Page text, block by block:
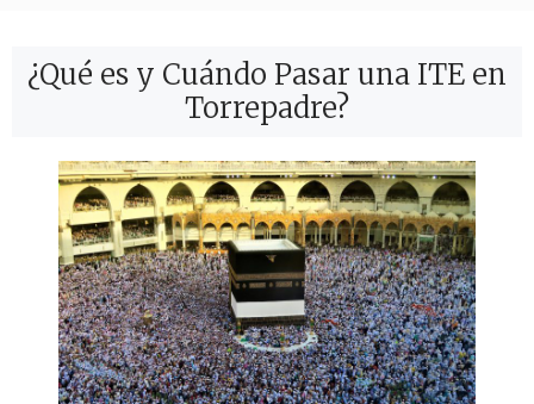
¿Qué es y Cuándo Pasar una ITE en
Torrepadre?